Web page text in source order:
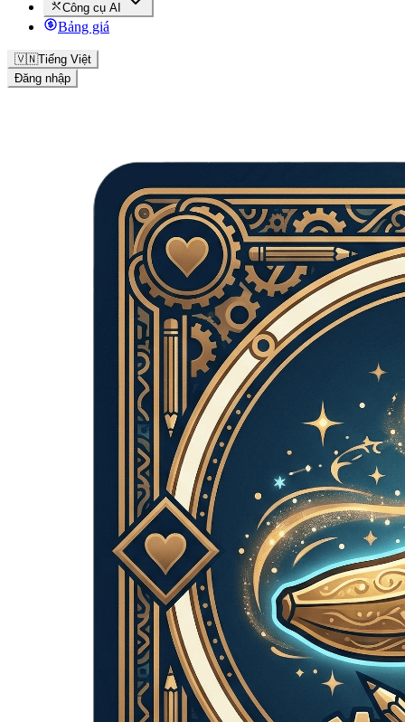
Công cụ AI
Bảng giá
🇻🇳Tiếng Việt
Đăng nhập